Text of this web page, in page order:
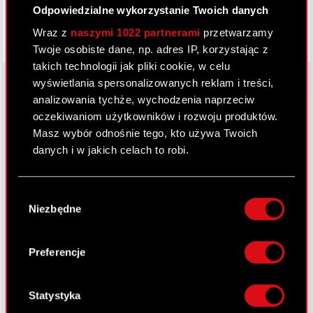
Odpowiedzialne wykorzystanie Twoich danych
Wraz z naszymi 1022 partnerami przetwarzamy
Twoje osobiste dane, np. adres IP, korzystając z
takich technologii jak pliki cookie, w celu
wyświetlania spersonalizowanych reklam i treści,
analizowania tychże, wychodzenia naprzeciw
oczekiwaniom użytkowników i rozwoju produktów.
Masz wybór odnośnie tego, kto używa Twoich
danych i w jakich celach to robi.
Gromadzić dane dotyczące Twojej
lokalizacji geograficznej z dokładnością nawet
Identyfikować Twoje urządzenie, aktywnie
analizując charakteryzującego je zbiory
palca)
zgody
Niezbędne
Preferencje
Statystyka
O CD PROJEKT
Grupa Kapitałowa
Nasz biznes
Inwestorzy
Media